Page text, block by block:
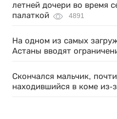
летней дочери во время
палаткой
4891
На одном из самых
Астаны вводят
Скончался мальчик,
находившийся в коме из-